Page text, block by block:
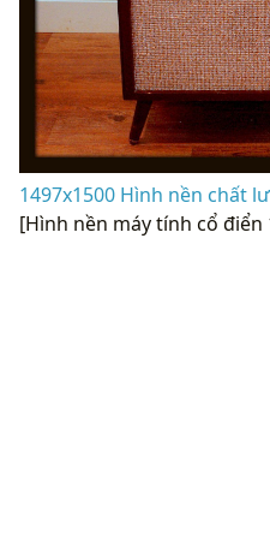
1497x1500 Hình nền chất
[Hình nền máy tính cổ điển